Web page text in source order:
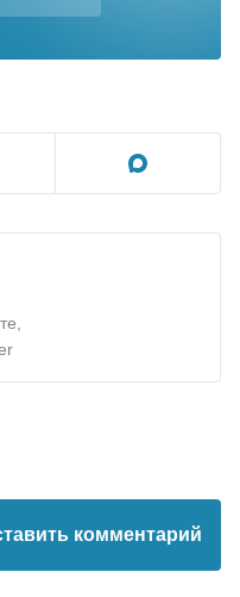
комментарий